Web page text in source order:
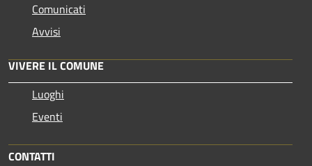
Comunicati
Avvisi
VIVERE IL COMUNE
Luoghi
Eventi
CONTATTI